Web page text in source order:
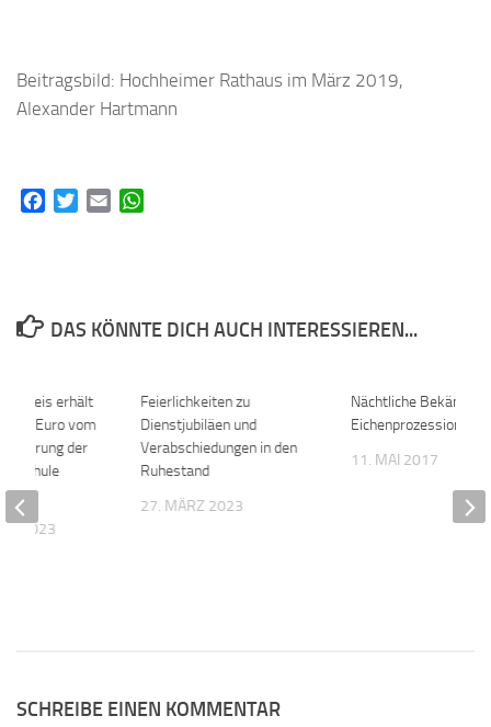
Beitragsbild: Hochheimer Rathaus im März 2019,
Alexander Hartmann
FacebookTwitterEmail
DAS KÖNNTE DICH AUCH INTERESSIEREN...
Feierlichkeiten zu
Dienstjubiläen und
Verabschiedungen in den
Ruhestand
27. MÄRZ 2023
Nächtliche
11. MAI 2017
Kreis erhält
Euro vom
der
Schule
2023
SCHREIBE EINEN KOMMENTAR